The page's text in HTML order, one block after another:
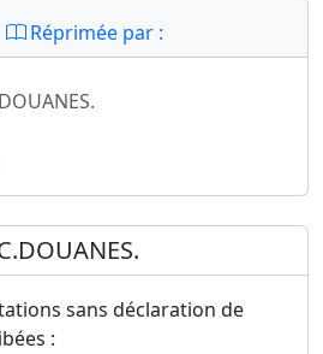
Réprimée par :
sans déclaration de
: